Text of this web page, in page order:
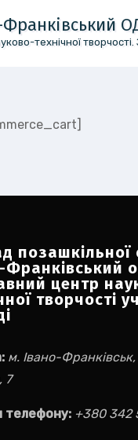
Франківський
технічної
позашкільної
Франківський
центр
творчості
м. Івано-
7
телефону: +380 342